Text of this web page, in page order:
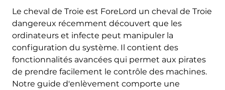
Le cheval de Troie est ForeLord un cheval de Troie
dangereux récemment découvert que les
ordinateurs et infecte peut manipuler la
configuration du système. Il contient des
fonctionnalités avancées qui permet aux pirates
de prendre facilement le contrôle des machines.
Notre guide d'enlèvement comporte une